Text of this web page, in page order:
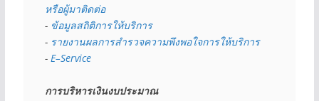
หรือผู้มาติดต่อ
- ข้อมูลสถิติการให้บริการ
- รายงานผลการสำรวจความพึงพอใจการให้บริการ
- E–Service
การบริหารเงินงบประมาณ